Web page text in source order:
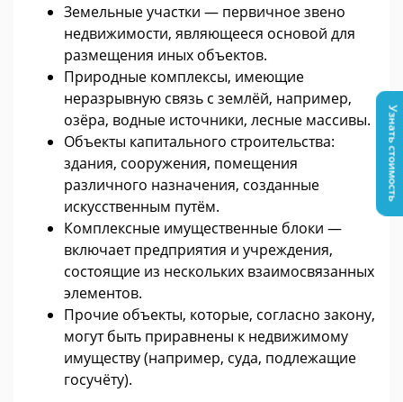
Земельные участки — первичное звено
недвижимости, являющееся основой для
размещения иных объектов.
Природные комплексы, имеющие
неразрывную связь с землёй, например,
озёра, водные источники, лесные массивы.
Объекты капитального строительства:
здания, сооружения, помещения
различного назначения, созданные
искусственным путём.
Комплексные имущественные блоки —
включает предприятия и учреждения,
состоящие из нескольких взаимосвязанных
элементов.
Прочие объекты, которые, согласно закону,
могут быть приравнены к недвижимому
имуществу (например, суда, подлежащие
госучёту).
Узнать стоимость